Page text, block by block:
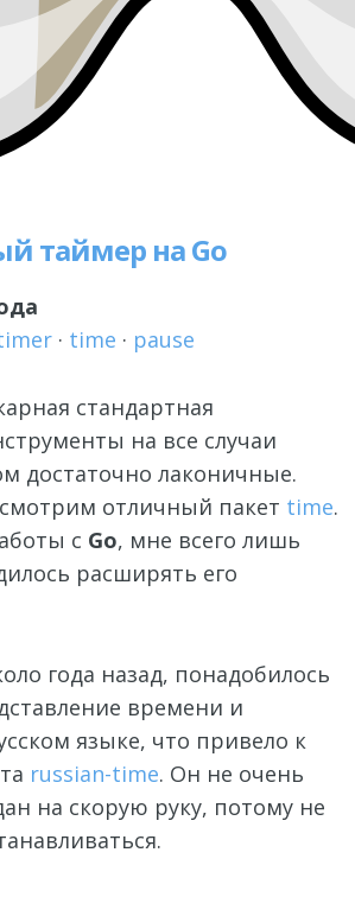
таймер на Go
· time · pause
стандартная
на все случаи
достаточно лаконичные.
отличный пакет time.
с Go, мне всего лишь
расширять его
года назад, понадобилось
времени и
языке, что привело к
russian-time. Он не очень
на скорую руку, потому не